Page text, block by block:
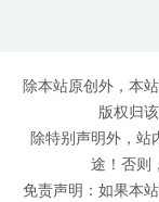
除本站原创外，本
版权归
除特别声明外，站
途！否则
免责声明：如果本